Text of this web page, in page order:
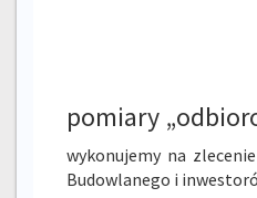
pomiary
wykonujemy na
Budowlanego i